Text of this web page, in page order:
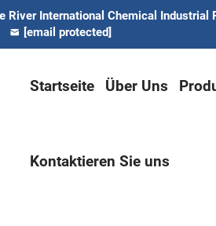
River International Chemical
[email protected]
Startseite Über Uns
Kontaktieren Sie uns